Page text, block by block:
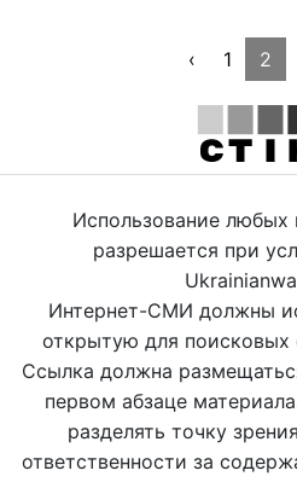
‹ 1 2
Использование любых
разрешается при
Интернет-СМИ должны
открытую для поисковых
Ссылка должна
первом абзаце
разделять точку
ответственности за